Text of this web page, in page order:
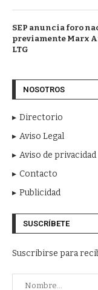
SEP anuncia foro
previamente Marx
LTG
NOSOTROS
Directorio
Aviso Legal
Aviso de privacidad
Contacto
Publicidad
SUSCRÍBETE
Suscribirse para